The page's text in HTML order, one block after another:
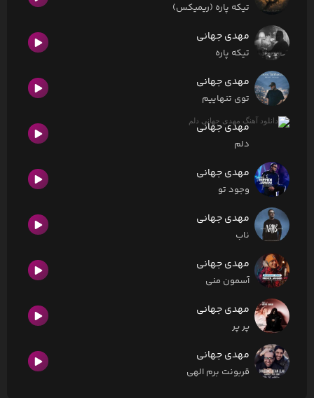
تیکه پاره (ریمیکس)
مهدی جهانی
تیکه پاره
مهدی جهانی
توی تنهاییم
مهدی جهانی
دلم
مهدی جهانی
وجود تو
مهدی جهانی
ناب
مهدی جهانی
آسمون منی
مهدی جهانی
پر پر
مهدی جهانی
قربونت برم الهی